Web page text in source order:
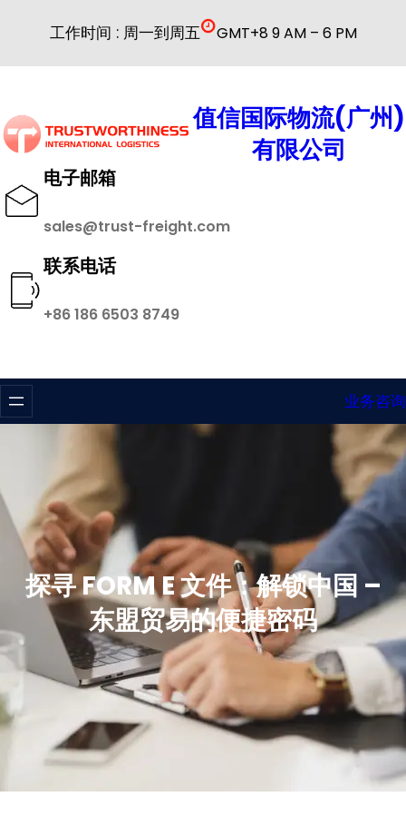
内
工作时间 : 周一到周五 GMT+8 9 AM – 6 PM
值信国际物流(广州)
有限公司
电子邮箱
sales@trust-freight.com
联系电话
+86 186 6503 8749
业务咨询
探寻 FORM E 文件：解锁中国 –
东盟贸易的便捷密码